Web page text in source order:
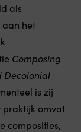
als
het
Composing
Decolonial
is zij
praktijk omvat
composities,